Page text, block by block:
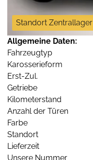
Standort Zentrallager
Allgemeine Daten:
Fahrzeugtyp
Karosserieform
Erst-Zul.
Getriebe
Kilometerstand
Anzahl der Türen
Farbe
Standort
Lieferzeit
Unsere Nummer